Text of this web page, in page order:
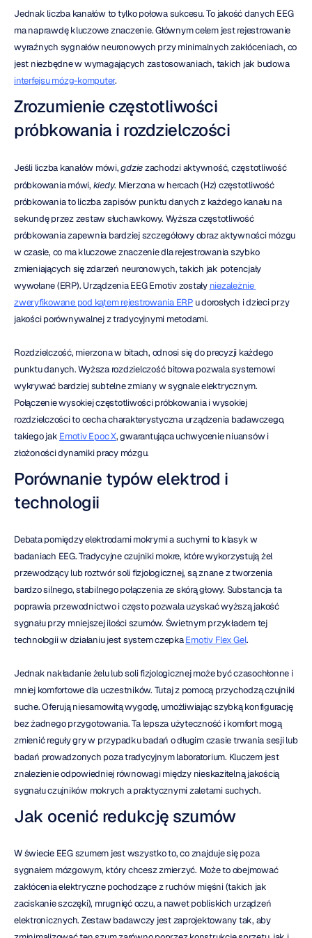
Jednak liczba kanałów to tylko połowa sukcesu. To jakość danych EEG
ma naprawdę kluczowe znaczenie. Głównym celem jest rejestrowanie
wyraźnych sygnałów neuronowych przy minimalnych zakłóceniach, co
jest niezbędne w wymagających zastosowaniach, takich jak budowa
interfejsu mózg-komputer.
Zrozumienie częstotliwości
próbkowania i rozdzielczości
Jeśli liczba kanałów mówi, gdzie zachodzi aktywność, częstotliwość
próbkowania mówi, kiedy. Mierzona w hercach (Hz) częstotliwość
próbkowania to liczba zapisów punktu danych z każdego kanału na
sekundę przez zestaw słuchawkowy. Wyższa częstotliwość
próbkowania zapewnia bardziej szczegółowy obraz aktywności mózgu
w czasie, co ma kluczowe znaczenie dla rejestrowania szybko
zmieniających się zdarzeń neuronowych, takich jak potencjały
wywołane (ERP). Urządzenia EEG Emotiv zostały niezależnie
zweryfikowane pod kątem rejestrowania ERP u dorosłych i dzieci przy
jakości porównywalnej z tradycyjnymi metodami.
Rozdzielczość, mierzona w bitach, odnosi się do precyzji każdego
punktu danych. Wyższa rozdzielczość bitowa pozwala systemowi
wykrywać bardziej subtelne zmiany w sygnale elektrycznym.
Połączenie wysokiej częstotliwości próbkowania i wysokiej
rozdzielczości to cecha charakterystyczna urządzenia badawczego,
takiego jak Emotiv Epoc X, gwarantująca uchwycenie niuansów i
złożoności dynamiki pracy mózgu.
Porównanie typów elektrod i
technologii
Debata pomiędzy elektrodami mokrymi a suchymi to klasyk w
badaniach EEG. Tradycyjne czujniki mokre, które wykorzystują żel
przewodzący lub roztwór soli fizjologicznej, są znane z tworzenia
bardzo silnego, stabilnego połączenia ze skórą głowy. Substancja ta
poprawia przewodnictwo i często pozwala uzyskać wyższą jakość
sygnału przy mniejszej ilości szumów. Świetnym przykładem tej
technologii w działaniu jest system czepka Emotiv Flex Gel.
Jednak nakładanie żelu lub soli fizjologicznej może być czasochłonne i
mniej komfortowe dla uczestników. Tutaj z pomocą przychodzą czujniki
suche. Oferują niesamowitą wygodę, umożliwiając szybką konfigurację
bez żadnego przygotowania. Ta lepsza użyteczność i komfort mogą
zmienić reguły gry w przypadku badań o długim czasie trwania sesji lub
badań prowadzonych poza tradycyjnym laboratorium. Kluczem jest
znalezienie odpowiedniej równowagi między nieskazitelną jakością
sygnału czujników mokrych a praktycznymi zaletami suchych.
Jak ocenić redukcję szumów
W świecie EEG szumem jest wszystko to, co znajduje się poza
sygnałem mózgowym, który chcesz zmierzyć. Może to obejmować
zakłócenia elektryczne pochodzące z ruchów mięśni (takich jak
zaciskanie szczęki), mrugnięć oczu, a nawet pobliskich urządzeń
elektronicznych. Zestaw badawczy jest zaprojektowany tak, aby